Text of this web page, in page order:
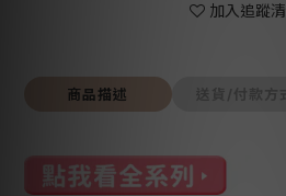
加入追蹤
商品描述